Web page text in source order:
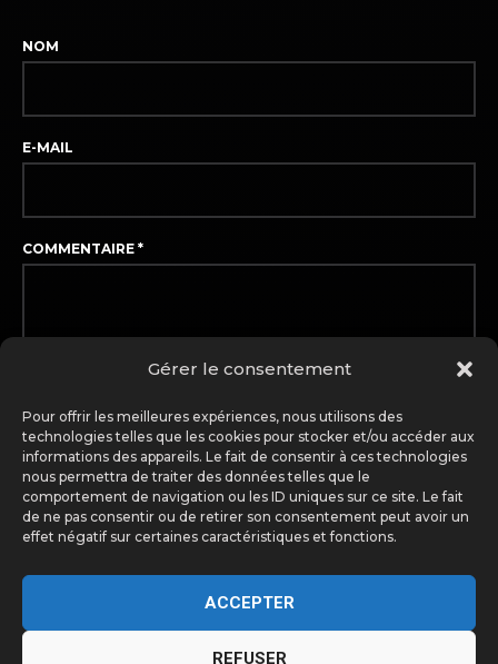
Gérer le consentement
Pour offrir les meilleures expériences, nous utilisons des
technologies telles que les cookies pour stocker et/ou accéder aux
informations des appareils. Le fait de consentir à ces technologies
nous permettra de traiter des données telles que le
comportement de navigation ou les ID uniques sur ce site. Le fait
de ne pas consentir ou de retirer son consentement peut avoir un
effet négatif sur certaines caractéristiques et fonctions.
ACCEPTER
REFUSER
NOM
E-MAIL
COMMENTAIRE *
Enregistrer mon nom, mon e-mail et mon site dans le